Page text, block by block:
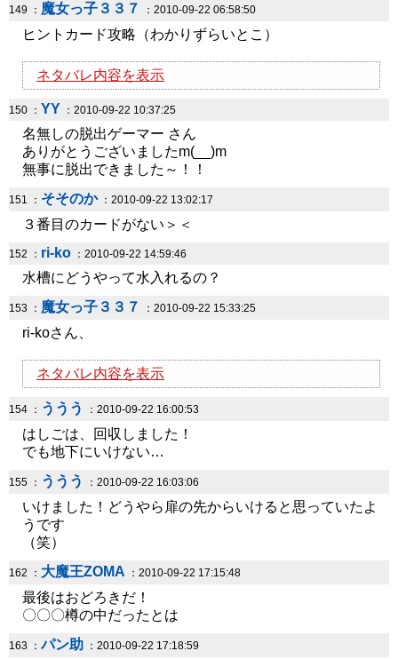
149 ： 魔女っ子３３７ ：2010-09-22 06:58:50
ヒントカード攻略（わかりずらいとこ）
ネタバレ内容を表示
150 ： YY ：2010-09-22 10:37:25
名無しの脱出ゲーマー さん
ありがとうございましたm(__)m
無事に脱出できました～！！
151 ： そそのか：2010-09-22 13:02:17
３番目のカードがない＞＜
152 ： ri-ko ：2010-09-22 14:59:46
水槽にどうやって水入れるの？
153 ： 魔女っ子３３７ ：2010-09-22 15:33:25
ri-koさん、
ネタバレ内容を表示
154 ： ううう ：2010-09-22 16:00:53
はしごは、回収しました！
でも地下にいけない…
155 ： ううう ：2010-09-22 16:03:06
いけました！どうやら扉の先からいけると思っていたよ
うです
（笑）
162 ： 大魔王ZOMA ：2010-09-22 17:15:48
最後はおどろきだ！
〇〇〇樽の中だったとは
163 ：パン助 ：2010-09-22 17:18:59